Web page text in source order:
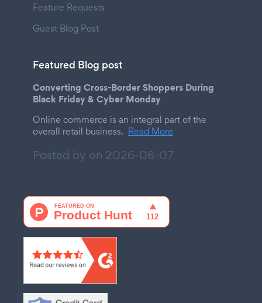
Feature Requests
Guest Blog Post
Featured Blog post
Converting Cross-Border Shoppers During
Black Friday & Cyber Monday
Online commerce is an integral part of the
overall retail business. Read More
Posted by on 2026-08-07